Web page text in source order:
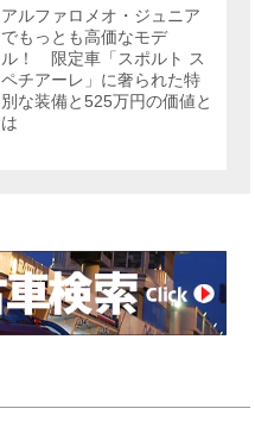
アルファロメオ・ジュニア
でもっとも高価なモデ
ル！ 限定車「スポルト ス
ペチアーレ」に奢られた特
別な装備と525万円の価値と
は